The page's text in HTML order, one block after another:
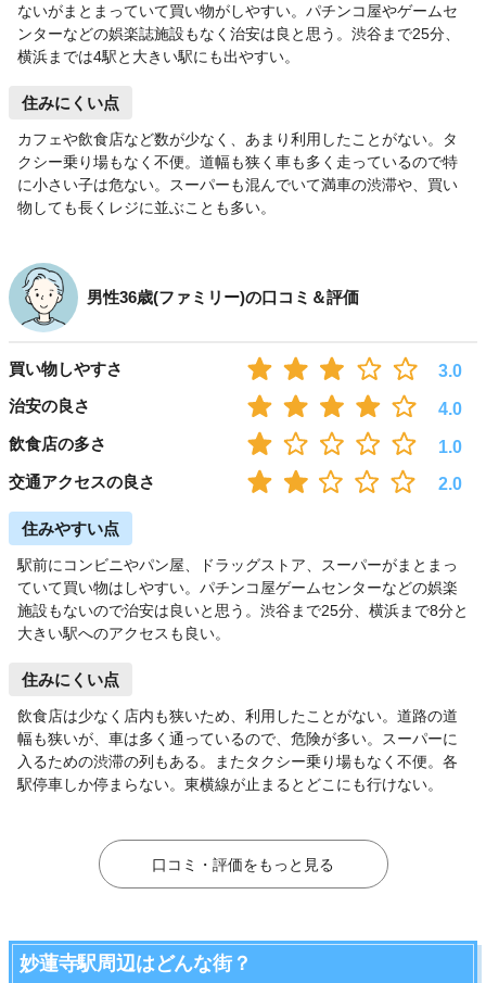
ないがまとまっていて買い物がしやすい。パチンコ屋やゲームセ
ンターなどの娯楽誌施設もなく治安は良と思う。渋谷まで25分、
横浜までは4駅と大きい駅にも出やすい。
住みにくい点
カフェや飲食店など数が少なく、あまり利用したことがない。タ
クシー乗り場もなく不便。道幅も狭く車も多く走っているので特
に小さい子は危ない。スーパーも混んでいて満車の渋滞や、買い
物しても長くレジに並ぶことも多い。
男性36歳(ファミリー)の口コミ＆評価
買い物しやすさ
3.0
治安の良さ
4.0
飲食店の多さ
1.0
交通アクセスの良さ
2.0
住みやすい点
駅前にコンビニやパン屋、ドラッグストア、スーパーがまとまっ
ていて買い物はしやすい。パチンコ屋ゲームセンターなどの娯楽
施設もないので治安は良いと思う。渋谷まで25分、横浜まで8分と
大きい駅へのアクセスも良い。
住みにくい点
飲食店は少なく店内も狭いため、利用したことがない。道路の道
幅も狭いが、車は多く通っているので、危険が多い。スーパーに
入るための渋滞の列もある。またタクシー乗り場もなく不便。各
駅停車しか停まらない。東横線が止まるとどこにも行けない。
口コミ・評価をもっと見る
妙蓮寺駅周辺はどんな街？